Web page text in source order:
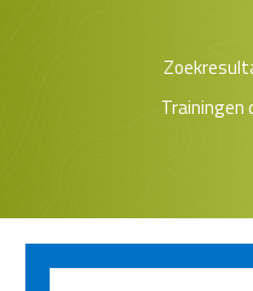
Trainingen